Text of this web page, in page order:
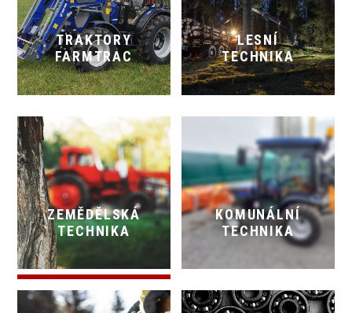
TRAKTORY
FARMTRAC
LESNÍ
TECHNIKA
ZEMĚDĚLSKÁ
TECHNIKA
KOMUNÁLNÍ
TECHNIKA